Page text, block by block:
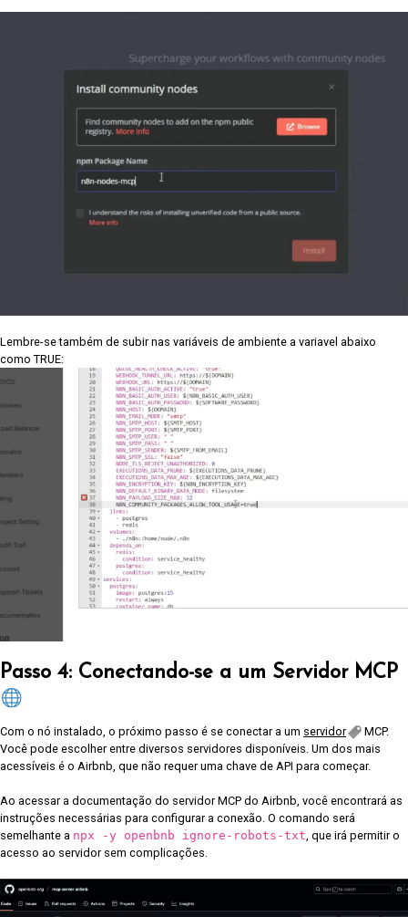
Lembre-se também de subir nas variáveis de ambiente a variavel abaixo
como TRUE:
Passo 4: Conectando-se a um Servidor MCP
Com o nó instalado, o próximo passo é se conectar a um servidor
MCP.
Você pode escolher entre diversos servidores disponíveis. Um dos mais
acessíveis é o Airbnb, que não requer uma chave de API para começar.
Ao acessar a documentação do servidor MCP do Airbnb, você encontrará as
instruções necessárias para configurar a conexão. O comando será
semelhante a npx -y openbnb ignore-robots-txt, que irá permitir o
acesso ao servidor sem complicações.